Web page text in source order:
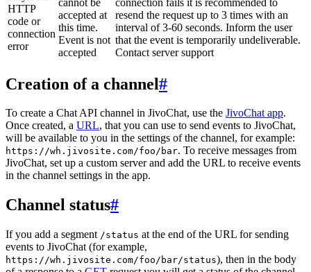
HTTP
code or
connection
error
accepted at
this time.
Event is not
accepted
resend the request up to 3 times with an
interval of 3-60 seconds. Inform the user
that the event is temporarily undeliverable.
Contact server support
Creation of a channel#
To create a Chat API channel in JivoChat, use the JivoChat app.
Once created, a URL, that you can use to send events to JivoChat,
will be available to you in the settings of the channel, for example:
https://wh.jivosite.com/foo/bar. To receive messages from
JivoChat, set up a custom server and add the URL to receive events
in the channel settings in the app.
Channel status#
If you add a segment /status at the end of the URL for sending
events to JivoChat (for example,
https://wh.jivosite.com/foo/bar/status), then in the body